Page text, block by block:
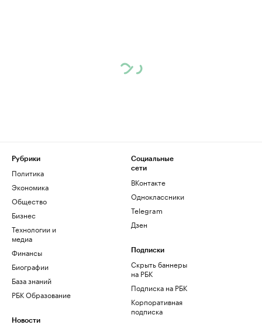
Рубрики
Политика
Экономика
Общество
Бизнес
Технологии и
медиа
Финансы
Биографии
База знаний
РБК Образование
Новости
Социальные
сети
ВКонтакте
Одноклассники
Telegram
Дзен
Подписки
Скрыть баннеры
на РБК
Подписка на РБК
Корпоративная
подписка